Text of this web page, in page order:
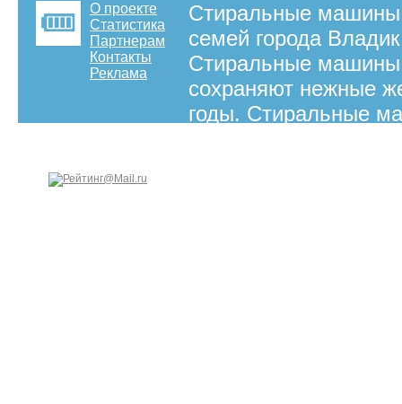
О проекте
Статистика
Партнерам
Контакты
Реклама
Стиральные машины
семей города
Стиральные машины
сохраняют нежные
годы. Стиральные